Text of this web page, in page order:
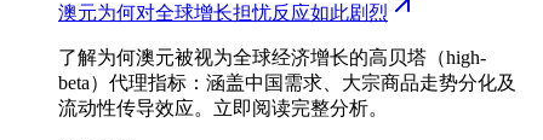
澳元为何对全球增长担忧反应如此剧烈
了解为何澳元被视为全球经济增长的高贝塔（high-
beta）代理指标：涵盖中国需求、大宗商品走势分化及
流动性传导效应。立即阅读完整分析。